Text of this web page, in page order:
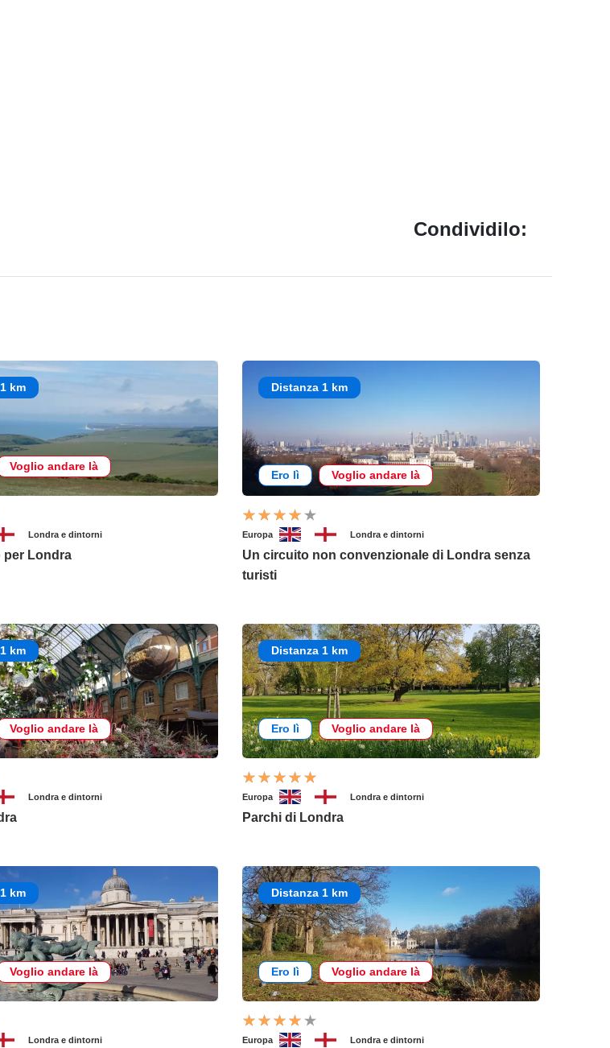
Condividilo:
km
Voglio andare là
Londra e dintorni
per Londra
Distanza 1 km
Ero lì Voglio andare là
Europa Londra e dintorni
Un circuito non convenzionale di Londra senza
turisti
km
Voglio andare là
Londra e dintorni
Distanza 1 km
Ero lì Voglio andare là
Europa Londra e dintorni
Parchi di Londra
km
Voglio andare là
Londra e dintorni
Distanza 1 km
Ero lì Voglio andare là
Europa Londra e dintorni